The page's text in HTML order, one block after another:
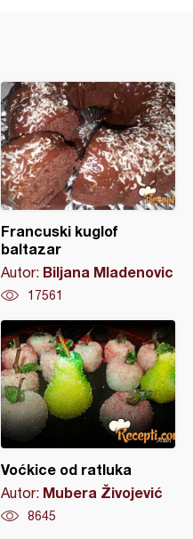
Francuski kuglof
baltazar
Autor: Biljana Mladenovic
17561
Voćkice od ratluka
Autor: Mubera Živojević
8645